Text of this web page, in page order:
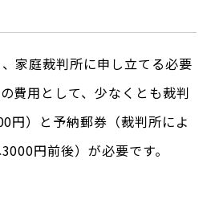
家庭裁判所に申し立てる必要
費用として、少なくとも裁判
円）と予納郵券（裁判所によ
円前後）が必要です。